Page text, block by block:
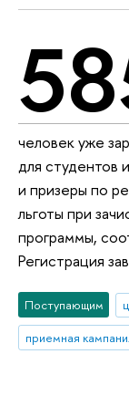
человек уже
для студентов
и призеры по
льготы при
программы,
Регистрация
Поступающим
приемная